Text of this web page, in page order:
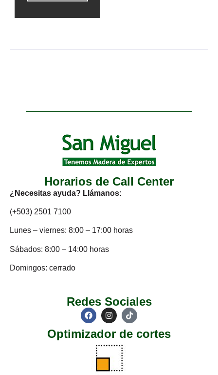
Horarios de Call Center
¿Necesitas ayuda? Llámanos:
(+503) 2501 7100
Lunes – viernes: 8:00 – 17:00 horas
Sábados: 8:00 – 14:00 horas
Domingos: cerrado
Redes Sociales
Optimizador de cortes